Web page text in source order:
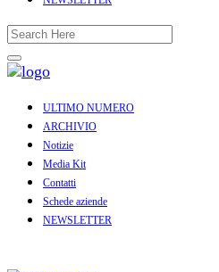
ULTIMO NUMERO
ARCHIVIO
Notizie
Media Kit
Contatti
Schede aziende
NEWSLETTER